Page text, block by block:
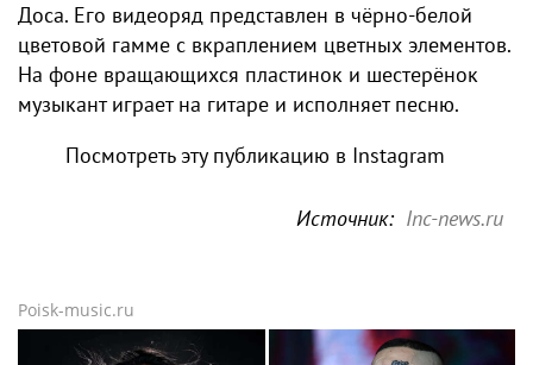
Доса. Его видеоряд представлен в чёрно-белой
цветовой гамме с вкраплением цветных элементов.
На фоне вращающихся пластинок и шестерёнок
музыкант играет на гитаре и исполняет песню.
Посмотреть эту публикацию в Instagram
Источник: Inc-news.ru
Poisk-music.ru